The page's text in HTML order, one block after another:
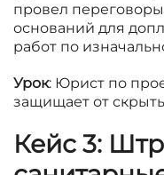
провел
оснований для
работ по
Урок: Юрист по
защищает от
Кейс 3: